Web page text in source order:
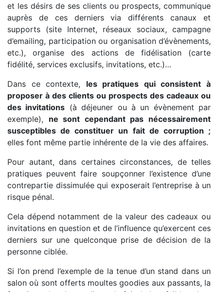
et les désirs de ses clients ou prospects, communique
auprès de ces derniers via différents canaux et
supports (site Internet, réseaux sociaux, campagne
d’emailing, participation ou organisation d’évènements,
etc.), organise des actions de fidélisation (carte
fidélité, services exclusifs, invitations, etc.)…
Dans ce contexte, les pratiques qui consistent à
proposer à des clients ou prospects des cadeaux ou
des invitations (à déjeuner ou à un évènement par
exemple), ne sont cependant pas nécessairement
susceptibles de constituer un fait de corruption ;
elles font même partie inhérente de la vie des affaires.
Pour autant, dans certaines circonstances, de telles
pratiques peuvent faire soupçonner l’existence d’une
contrepartie dissimulée qui exposerait l’entreprise à un
risque pénal.
Cela dépend notamment de la valeur des cadeaux ou
invitations en question et de l’influence qu’exercent ces
derniers sur une quelconque prise de décision de la
personne ciblée.
Si l’on prend l’exemple de la tenue d’un stand dans un
salon où sont offerts moultes goodies aux passants, la